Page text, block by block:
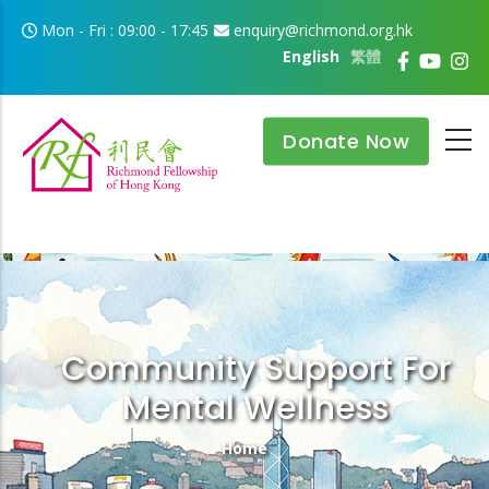
Skip to main content
Mon - Fri : 09:00 - 17:45
enquiry@richmond.org.hk
繁體
English
Donate Now
Community Support For
Mental Wellness
Breadcrumb
Home